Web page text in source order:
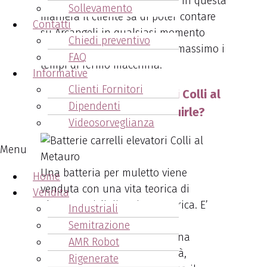
Sollevamento
Contatti
Chiedi preventivo
FAQ
Informative
Clienti Fornitori
Dipendenti
Videosorveglianza
Menu
Home
Vendita
Industriali
Semitrazione
AMR Robot
Rigenerate
maniera il cliente sa di poter contare
su Arcangeli in qualsiasi momento
abbia bisogno, riducendo al massimo i
tempi di fermo macchina.
Batterie carrelli elevatori Colli al
Metauro - quando sostituirle?
Una batteria per muletto viene
venduta con una vita teorica di
oltre
1600 cicli di carica e scarica. E’
ovvio che durante la sua vita
lavorativasarà soggetta ad una
naturale riduzione di capacità,